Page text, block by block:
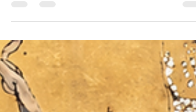
sa biographie, ses signatures, sa cote
ses résultats de vente et les critères
d’expertise de ses paravents.